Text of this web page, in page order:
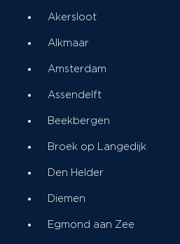
Akersloot
Alkmaar
Amsterdam
Assendelft
Beekbergen
Broek op Langedijk
Den Helder
Diemen
Egmond aan Zee